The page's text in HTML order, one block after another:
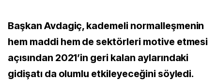
Başkan Avdagiç, kademeli normalleşmenin
hem maddi hem de sektörleri motive etmesi
açısından 2021’in geri kalan aylarındaki
gidişatı da olumlu etkileyeceğini söyledi.